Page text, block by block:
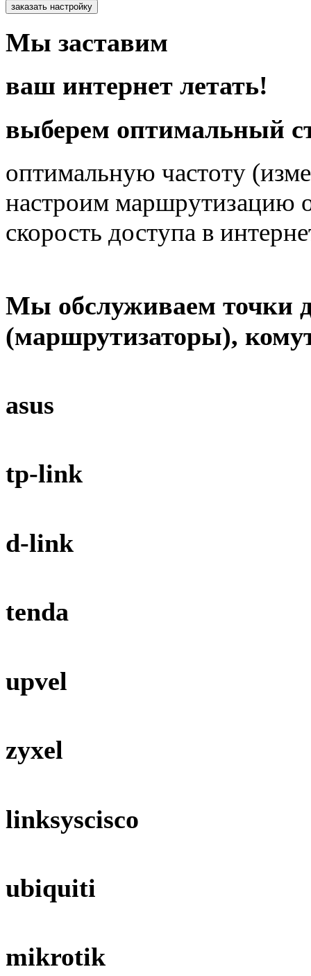
заказать настройку
Мы заставим
ваш интернет летать!
выберем оптимальный
оптимальную частоту
настроим маршрутизацию
скорость доступа в
Мы обслуживаем точки
(маршрутизаторы),
asus
tp-link
d-link
tenda
upvel
zyxel
linksyscisco
ubiquiti
mikrotik